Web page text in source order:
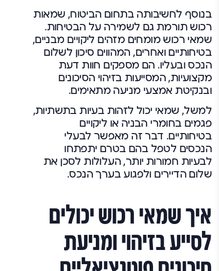
בנוסף לחשיבותה בתחום הביטוח, שמאות
רכוש תורמת גם לשמירה על הבטיחות.
שמאי רכוש מומחים מזהים ליקויים מבניים,
בטיחותיים ואחרים, המהווים סיכון לשלום
הנכס ובעליו. הם מספקים חוות דעת
מקצועיות, המסייעות בזיהוי הסיכונים
ובנקיטת אמצעי מניעה מתאימים.
למשל, שמאי יכול לזהות בעיות בתשתיות,
פגמים בחומרי הבניה או ליקויים
בטיחותיים. דבר זה מאפשר לבעלי
הנכסים לטפל בהם בטרם יתפתחו
לבעיות חמורות יותר, העלולות לסכן את
שלום הדיירים ולפגוע בערך הנכס.
איך שמאי רכוש יכולים
לסייע בזיהוי ומניעת